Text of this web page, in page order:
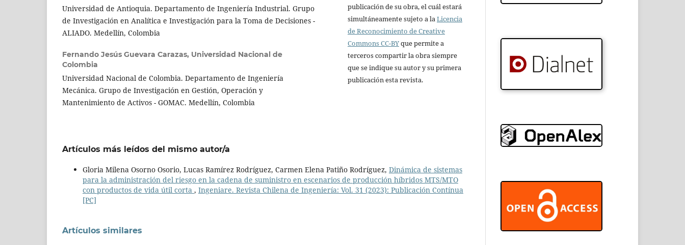
Universidad de Antioquia. Departamento de Ingeniería Industrial. Grupo
de Investigación en Analítica e Investigación para la Toma de Decisiones -
ALIADO. Medellín, Colombia
Fernando Jesús Guevara Carazas, Universidad Nacional de
Colombia
Universidad Nacional de Colombia. Departamento de Ingeniería
Mecánica. Grupo de Investigación en Gestión, Operación y
Mantenimiento de Activos - GOMAC. Medellín, Colombia
publicación de su obra, el cuál estará
simultáneamente sujeto a la Licencia
de Reconocimiento de Creative
Commons CC-BYque permite a
terceros compartir la obra siempre
que se indique su autor y su primera
publicación esta revista.
Artículos más leídos del mismo autor/a
Gloria Milena Osorno Osorio, Lucas Ramírez Rodríguez, Carmen Elena Patiño Rodríguez, Dinámica de sistemas
para la administración del riesgo en la cadena de suministro en escenarios de producción híbridos MTS/MTO
con productos de vida útil corta , Ingeniare. Revista Chilena de Ingeniería: Vol. 31 (2023): Publicación Contínua
[PC]
Artículos similares